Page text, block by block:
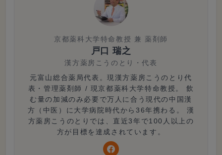
京都薬科大学特命教授 兼 薬剤師
戸口 瑞之
漢方薬房こうのとり ・代表
元富山総合薬局代表。現漢方薬房こうのとり代
表・管理薬剤師 / 現京都薬科大学特命教授。 飲
む量の加減のみ必要で万人に合う現代の中国漢
方（中医）に大学病院時代から36年携わる。 漢
方薬房こうのとりでは、直近3年で100人以上の
方が目標を達成されています。